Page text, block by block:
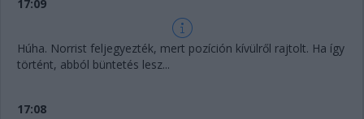
17:09
Húha. Norrist feljegyezték, mert pozíción kívülről rajtolt. Ha így
történt, abból büntetés lesz...
17:08